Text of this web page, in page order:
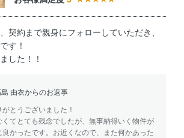
契約まで親身にフォローしていただき、
す！
した！！
由衣からのお返事
とうございました！
くてとても残念でしたが、無事納得いく物件が
良かったです。お近くなので、また何かあった